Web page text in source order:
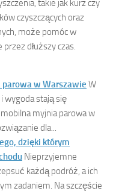
takie jak kurz czy
czyszczących oraz
może pomóc w
dłuższy czas.
w Warszawie W
wygoda stają się
myjnia parowa w
dla...
dzięki którym
Nieprzyjemne
każdą podróż, a ich
zadaniem. Na szczęście